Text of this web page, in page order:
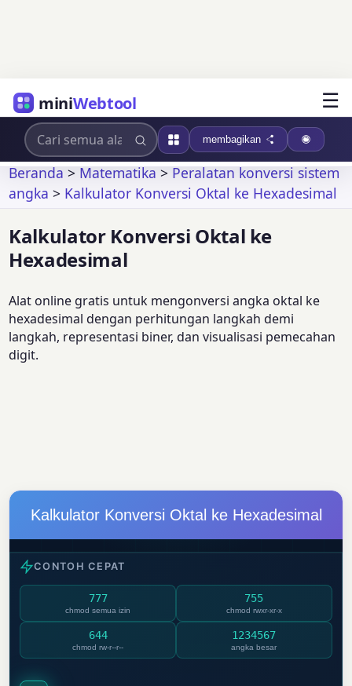
miniWebtool ☰
membagikan
Beranda>Matematika>Peralatan konversi sistem
angka > Kalkulator Konversi Oktal ke Hexadesimal
Kalkulator Konversi Oktal ke
Hexadesimal
Alat online gratis untuk mengonversi angka oktal ke
hexadesimal dengan perhitungan langkah demi
langkah, representasi biner, dan visualisasi pemecahan
digit.
Kalkulator Konversi Oktal ke Hexadesimal
CONTOH CEPAT
777
chmod semua izin
755
chmod rwxr-xr-x
644
chmod rw-r--r--
1234567
angka besar